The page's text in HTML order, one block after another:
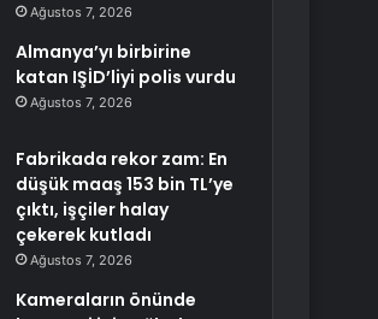
Ağustos 7, 2026
Almanya’yı birbirine
katan IŞİD’liyi polis vurdu
Ağustos 7, 2026
Fabrikada rekor zam: En
düşük maaş 153 bin TL’ye
çıktı, işçiler halay
çekerek kutladı
Ağustos 7, 2026
Kameraların önünde